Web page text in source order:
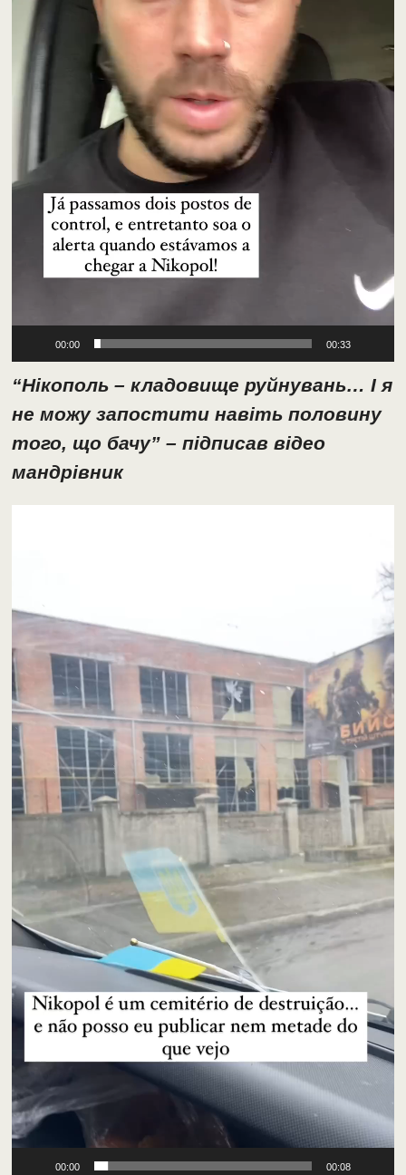
00:00 00:33
“Нікополь – кладовище руйнувань… І я
не можу запостити навіть половину
того, що бачу” – підписав відео
мандрівник
00:00 00:08